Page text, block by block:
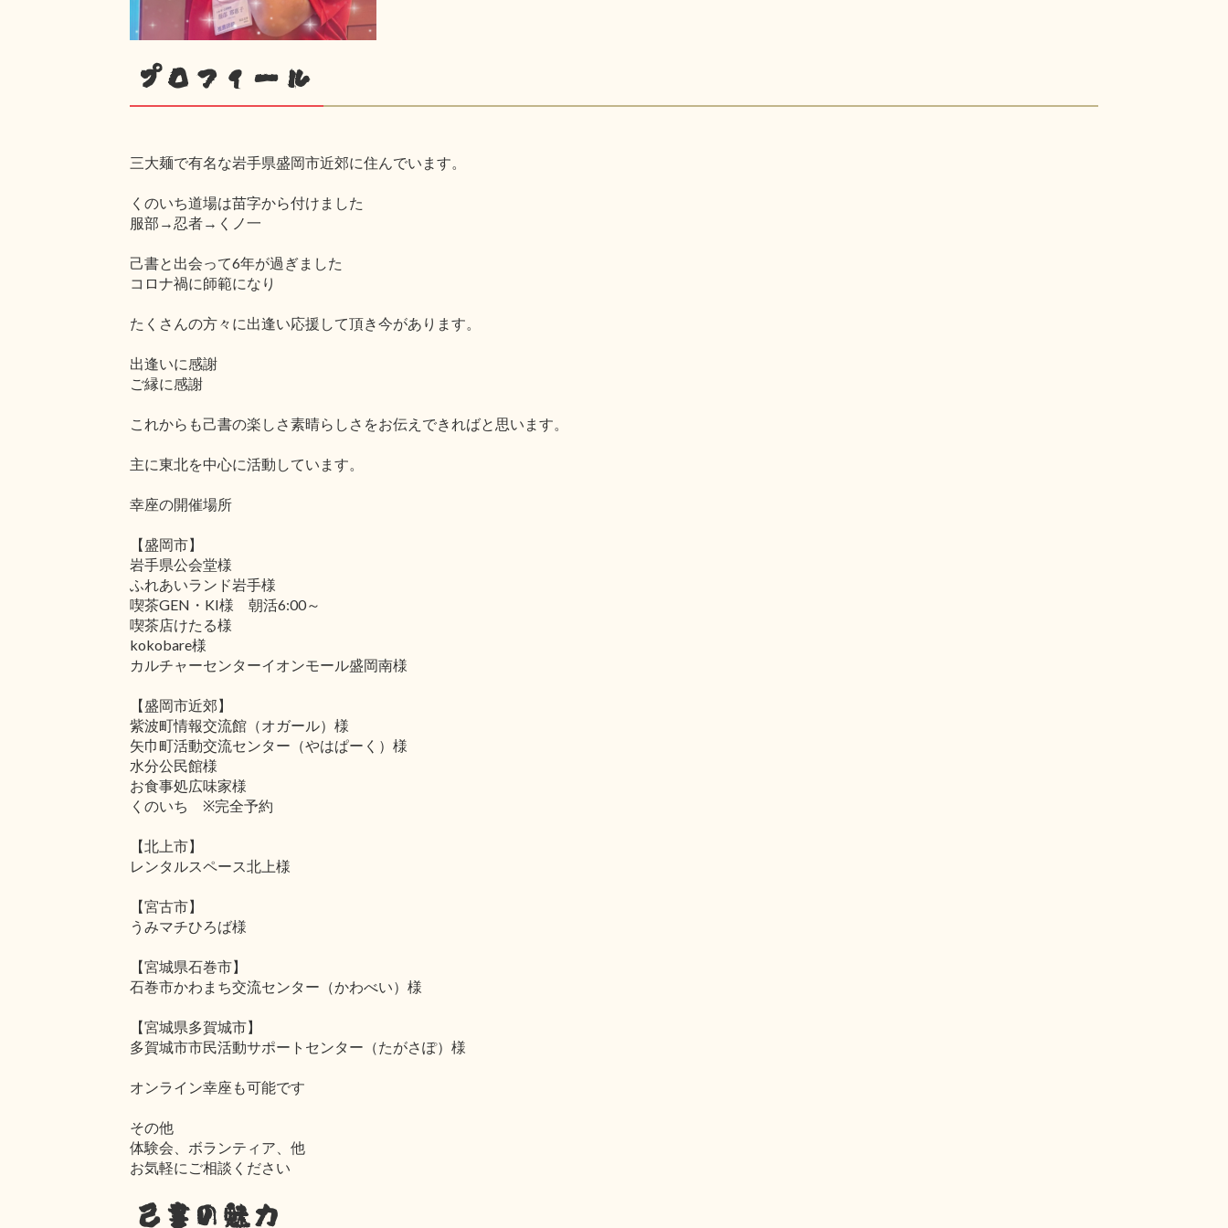
プロフィール
三大麺で有名な岩手県盛岡市近郊に住んでいます。
くのいち道場は苗字から付けました
服部→忍者→くノ一
己書と出会って6年が過ぎました
コロナ禍に師範になり
たくさんの方々に出逢い応援して頂き今があります。
出逢いに感謝
ご縁に感謝
これからも己書の楽しさ素晴らしさをお伝えできればと思います。
主に東北を中心に活動しています。
幸座の開催場所
【盛岡市】
岩手県公会堂様
ふれあいランド岩手様
喫茶GEN・KI様 朝活6:00～
喫茶店けたる様
kokobare様
カルチャーセンターイオンモール盛岡南様
【盛岡市近郊】
紫波町情報交流館（オガール）様
矢巾町活動交流センター（やはぱーく）様
水分公民館様
お食事処広味家様
くのいち ※完全予約
【北上市】
レンタルスペース北上様
【宮古市】
うみマチひろば様
【宮城県石巻市】
石巻市かわまち交流センター（かわべい）様
【宮城県多賀城市】
多賀城市市民活動サポートセンター（たがさぽ）様
オンライン幸座も可能です
その他
体験会、ボランティア、他
お気軽にご相談ください
己書の魅力